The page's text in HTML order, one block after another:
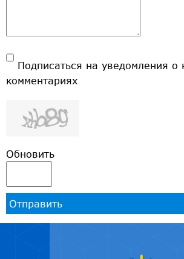
Подписаться на уведомления о
комментариях
Обновить
Отправить